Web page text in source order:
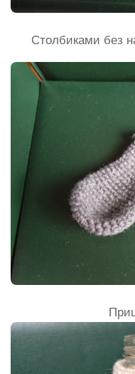
Столбиками без